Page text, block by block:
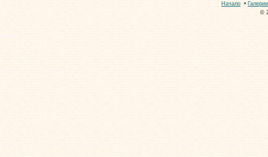
Начало • Галерии
©